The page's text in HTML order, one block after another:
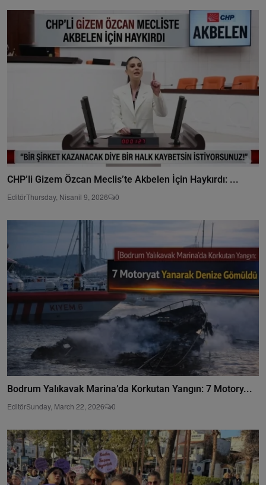
CHP’li Gizem Özcan Meclis’te Akbelen İçin Haykırdı: ...
EditörThursday, Nisanil 9, 2026 0
Bodrum Yalıkavak Marina’da Korkutan Yangın: 7 Motory...
EditörSunday, March 22, 2026 0